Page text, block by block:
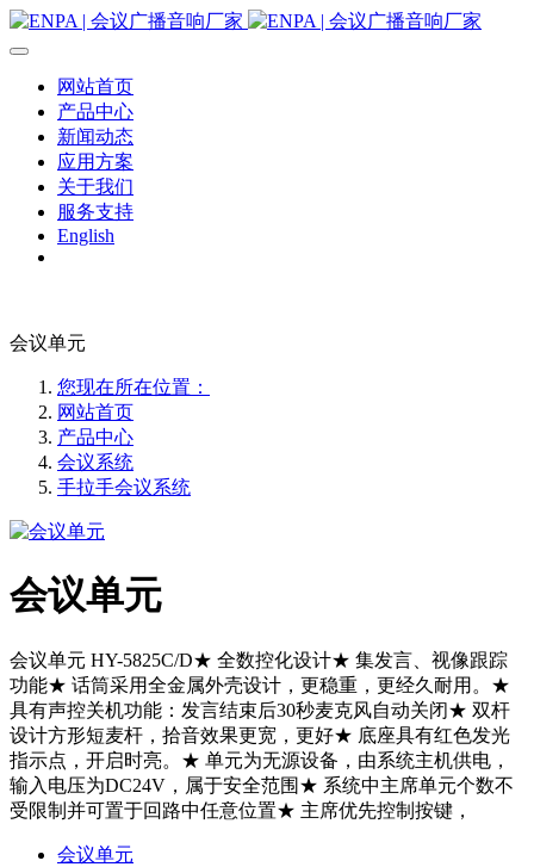
网站首页
产品中心
新闻动态
应用方案
关于我们
服务支持
English
会议单元
您现在所在位置：
网站首页
产品中心
会议系统
手拉手会议系统
会议单元
会议单元 HY-5825C/D★ 全数控化设计★ 集发言、视像跟踪
功能★ 话筒采用全金属外壳设计，更稳重，更经久耐用。★
具有声控关机功能：发言结束后30秒麦克风自动关闭★ 双杆
设计方形短麦杆，拾音效果更宽，更好★ 底座具有红色发光
指示点，开启时亮。★ 单元为无源设备，由系统主机供电，
输入电压为DC24V，属于安全范围★ 系统中主席单元个数不
受限制并可置于回路中任意位置★ 主席优先控制按键，
会议单元